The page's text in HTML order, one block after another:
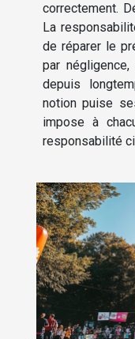
correctement.
La
de réparer le
par
depuis
notion puise
impose à
responsabilité